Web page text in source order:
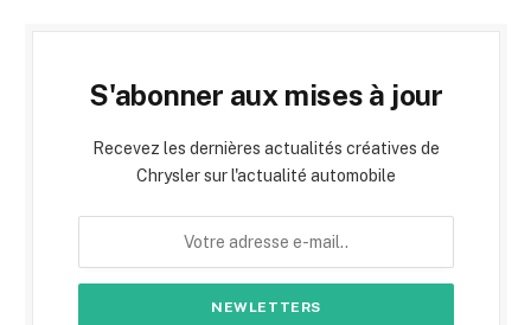
S'abonner aux mises à jour
Recevez les dernières actualités créatives de
Chrysler sur l'actualité automobile